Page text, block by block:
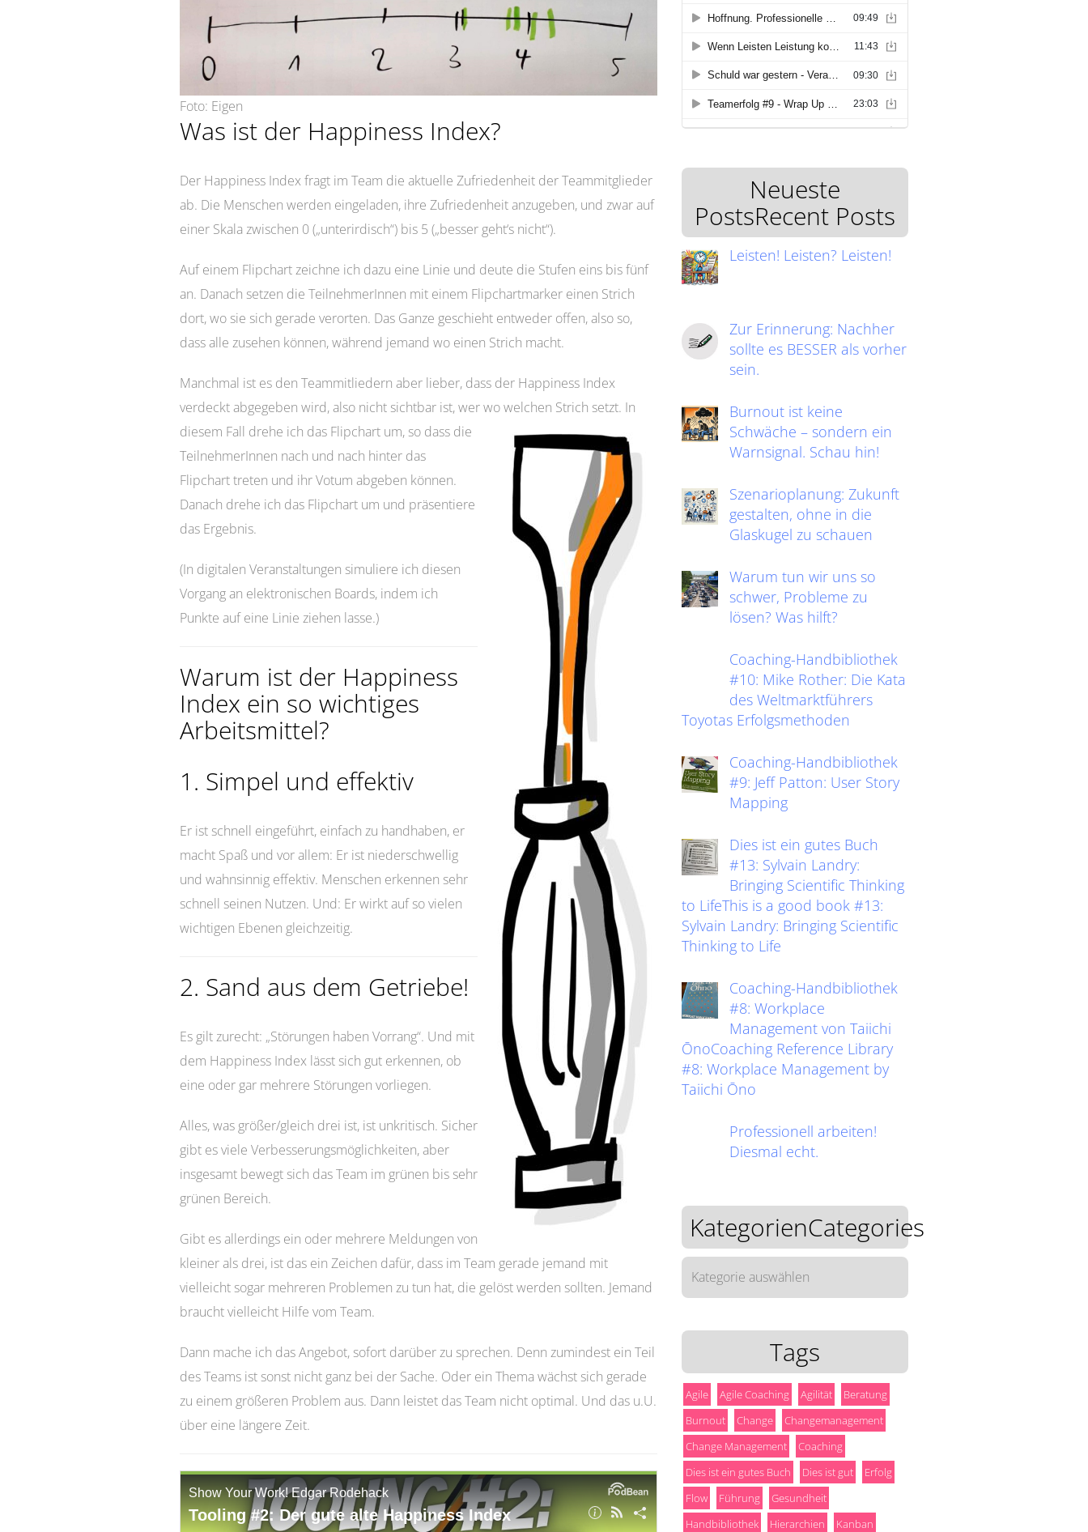
Foto: Eigen
Was ist der Happiness Index?
Der Happiness Index fragt im Team die aktuelle Zufriedenheit der Teammitglieder
ab. Die Menschen werden eingeladen, ihre Zufriedenheit anzugeben, und zwar auf
einer Skala zwischen 0 („unterirdisch“) bis 5 („besser geht‘s nicht“).
Auf einem Flipchart zeichne ich dazu eine Linie und deute die Stufen eins bis fünf
an. Danach setzen die TeilnehmerInnen mit einem Flipchartmarker einen Strich
dort, wo sie sich gerade verorten. Das Ganze geschieht entweder offen, also so,
dass alle zusehen können, während jemand wo einen Strich macht.
Manchmal ist es den Teammitliedern aber lieber, dass der Happiness Index
verdeckt abgegeben wird, also nicht sichtbar ist, wer wo welchen Strich setzt. In
diesem Fall drehe ich das Flipchart um, so dass die
TeilnehmerInnen nach und nach hinter das
Flipchart treten und ihr Votum abgeben können.
Danach drehe ich das Flipchart um und präsentiere
das Ergebnis.
(In digitalen Veranstaltungen simuliere ich diesen
Vorgang an elektronischen Boards, indem ich
Punkte auf eine Linie ziehen lasse.)
Warum ist der Happiness
Index ein so wichtiges
Arbeitsmittel?
1. Simpel und effektiv
Er ist schnell eingeführt, einfach zu handhaben, er
macht Spaß und vor allem: Er ist niederschwellig
und wahnsinnig effektiv. Menschen erkennen sehr
schnell seinen Nutzen. Und: Er wirkt auf so vielen
wichtigen Ebenen gleichzeitig.
2. Sand aus dem Getriebe!
Es gilt zurecht: „Störungen haben Vorrang“. Und mit
dem Happiness Index lässt sich gut erkennen, ob
eine oder gar mehrere Störungen vorliegen.
Alles, was größer/gleich drei ist, ist unkritisch. Sicher
gibt es viele Verbesserungsmöglichkeiten, aber
insgesamt bewegt sich das Team im grünen bis sehr
grünen Bereich.
Gibt es allerdings ein oder mehrere Meldungen von
kleiner als drei, ist das ein Zeichen dafür, dass im Team gerade jemand mit
vielleicht sogar mehreren Problemen zu tun hat, die gelöst werden sollten. Jemand
braucht vielleicht Hilfe vom Team.
Dann mache ich das Angebot, sofort darüber zu sprechen. Denn zumindest ein Teil
des Teams ist sonst nicht ganz bei der Sache. Oder ein Thema wächst sich gerade
zu einem größeren Problem aus. Dann leistet das Team nicht optimal. Und das u.U.
über eine längere Zeit.
Neueste
PostsRecent Posts
Leisten! Leisten? Leisten!
Zur Erinnerung: Nachher
sollte es BESSER als vorher
sein.
Burnout ist keine
Schwäche – sondern ein
Warnsignal. Schau hin!
Szenarioplanung: Zukunft
gestalten, ohne in die
Glaskugel zu schauen
Warum tun wir uns so
schwer, Probleme zu
lösen? Was hilft?
Coaching-Handbibliothek
#10: Mike Rother: Die Kata
des Weltmarktführers
Toyotas Erfolgsmethoden
Coaching-Handbibliothek
#9: Jeff Patton: User Story
Mapping
Dies ist ein gutes Buch
#13: Sylvain Landry:
Bringing Scientific Thinking
to LifeThis is a good book #13:
Sylvain Landry: Bringing Scientific
Thinking to Life
Coaching-Handbibliothek
#8: Workplace
Management von Taiichi
ŌnoCoaching Reference Library
#8: Workplace Management by
Taiichi Ōno
Professionell arbeiten!
Diesmal echt.
KategorienCategories
KategorienCategories
Tags
Agile Agile Coaching Agilität
Beratung
Burnout
Change
Changemanagement
Change Management
Coaching
Dies ist ein gutes Buch
Dies ist gut
Erfolg
Flow
Führung
Gesundheit
Handbibliothek
Hierarchien Kanban